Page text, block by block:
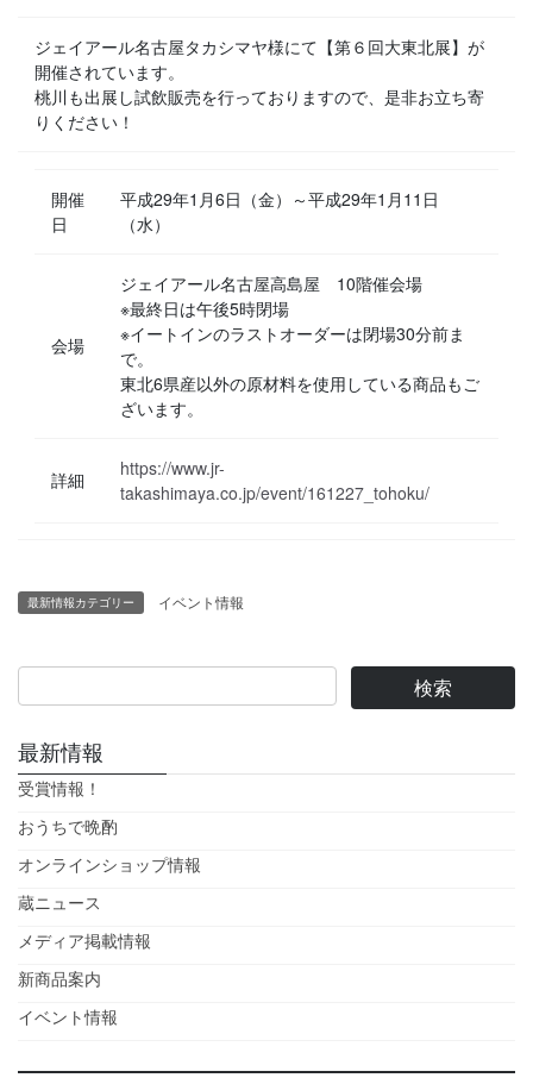
ジェイアール名古屋タカシマヤ様にて【第６回大東北展】が
開催されています。
桃川も出展し試飲販売を行っておりますので、是非お立ち寄
りください！
開催
日
平成29年1月6日（金）～平成29年1月11日
（水）
会場
ジェイアール名古屋高島屋 10階催会場
※最終日は午後5時閉場
※イートインのラストオーダーは閉場30分前ま
で。
東北6県産以外の原材料を使用している商品もご
ざいます。
詳細
https://www.jr-
takashimaya.co.jp/event/161227_tohoku/
最新情報カテゴリー イベント情報
最新情報
受賞情報！
おうちで晩酌
オンラインショップ情報
蔵ニュース
メディア掲載情報
新商品案内
イベント情報